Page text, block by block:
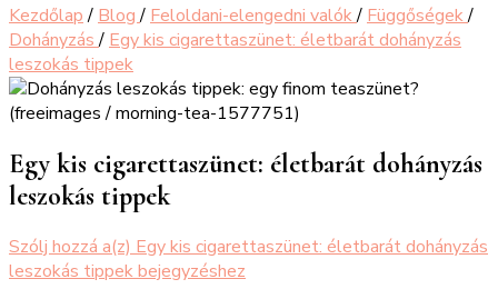
Kezdőlap / Blog/ Feloldani-elengedni valók/ Függőségek/
Dohányzás/ Egy kis cigarettaszünet: életbarát dohányzás
leszokás tippek
Egy kis cigarettaszünet: életbarát dohányzás
leszokás tippek
Szólj hozzá a(z) Egy kis cigarettaszünet: életbarát dohányzás
leszokás tippekbejegyzéshez